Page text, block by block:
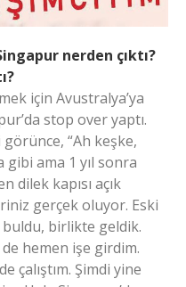
nerden çıktı?
için Avustralya’ya
stop over yaptı.
“Ah keşke,
gibi ama 1 yıl sonra
dilek kapısı açık
gerçek oluyor. Eski
buldu, birlikte geldik.
hemen işe girdim.
çalıştım. Şimdi yine